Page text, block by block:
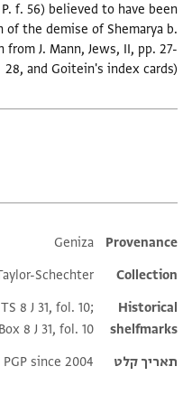
f. 56) believed to have been
the demise of Shemarya b.
from J. Mann, Jews, II, pp. 27-
28, and Goitein's index cards)
Additional metadata
Provenance
Geniza
Collection
Schechter
Historical
shelfmarks
8 J 31, fol. 10;
8 J 31, fol. 10
תאריך קלט
PGP since 2004